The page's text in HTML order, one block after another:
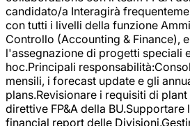
candidato/a Interagirà
con tutti i livelli della funzione
Controllo (Accounting & Finance),
l'assegnazione di progetti speciali
hoc.Principali
mensili, i forecast update e gli
plans.Revisionare i requisiti di
direttive FP&A della
financial report delle